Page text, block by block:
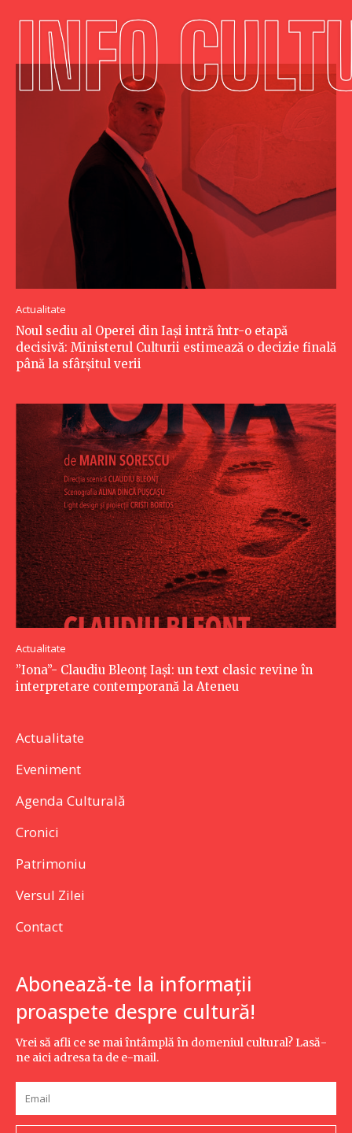
Actualitate
Noul sediu al Operei din Iași intră într-o etapă
decisivă: Ministerul Culturii estimează o decizie finală
până la sfârșitul verii
Actualitate
”Iona”- Claudiu Bleonț Iași: un text clasic revine în
interpretare contemporană la Ateneu
Actualitate
Eveniment
Agenda Culturală
Cronici
Patrimoniu
Versul Zilei
Contact
Abonează-te la informații
proaspete despre cultură!
Vrei să afli ce se mai întâmplă în domeniul cultural? Lasă-
ne aici adresa ta de e-mail.